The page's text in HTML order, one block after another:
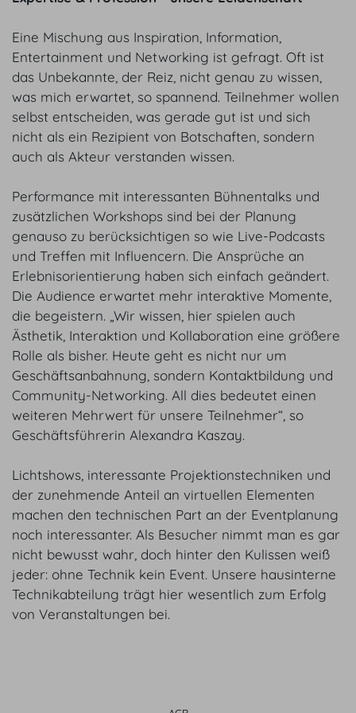
Eine Mischung aus Inspiration, Information,
Entertainment und Networking ist gefragt. Oft ist
das Unbekannte, der Reiz, nicht genau zu wissen,
was mich erwartet, so spannend. Teilnehmer wollen
selbst entscheiden, was gerade gut ist und sich
nicht als ein Rezipient von Botschaften, sondern
auch als Akteur verstanden wissen.
Performance mit interessanten Bühnentalks und
zusätzlichen Workshops sind bei der Planung
genauso zu berücksichtigen so wie Live-Podcasts
und Treffen mit Influencern. Die Ansprüche an
Erlebnisorientierung haben sich einfach geändert.
Die Audience erwartet mehr interaktive Momente,
die begeistern. „Wir wissen, hier spielen auch
Ästhetik, Interaktion und Kollaboration eine größere
Rolle als bisher. Heute geht es nicht nur um
Geschäftsanbahnung, sondern Kontaktbildung und
Community-Networking. All dies bedeutet einen
weiteren Mehrwert für unsere Teilnehmer“, so
Geschäftsführerin Alexandra Kaszay.
Lichtshows, interessante Projektionstechniken und
der zunehmende Anteil an virtuellen Elementen
machen den technischen Part an der Eventplanung
noch interessanter. Als Besucher nimmt man es gar
nicht bewusst wahr, doch hinter den Kulissen weiß
jeder: ohne Technik kein Event. Unsere hausinterne
Technikabteilung trägt hier wesentlich zum Erfolg
von Veranstaltungen bei.